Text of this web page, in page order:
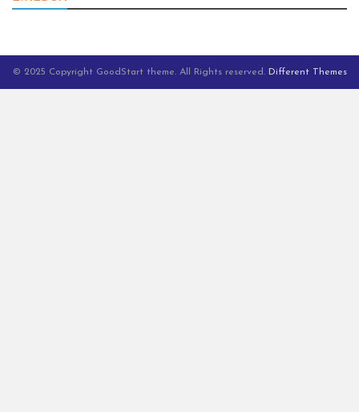
© 2025 Copyright GoodStart theme. All Rights reserved. Different Themes